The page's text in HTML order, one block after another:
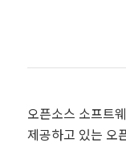
오픈소스 소프트
제공하고 있는 오